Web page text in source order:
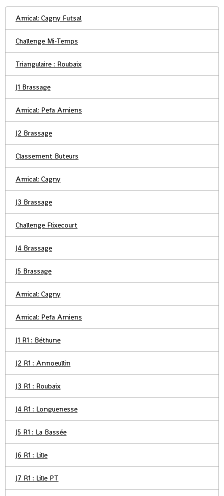
Amical: Cagny Futsal
Challenge Mi-Temps
Triangulaire : Roubaix
J1 Brassage
Amical: Pefa Amiens
J2 Brassage
Classement Buteurs
Amical: Cagny
J3 Brassage
Challenge Flixecourt
J4 Brassage
J5 Brassage
Amical: Cagny
Amical: Pefa Amiens
J1 R1 : Béthune
J2 R1 : Annoeullin
J3 R1 : Roubaix
J4 R1 : Longuenesse
J5 R1 : La Bassée
J6 R1 : Lille
J7 R1 : Lille PT